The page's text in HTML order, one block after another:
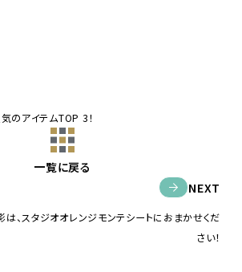
のアイテムTOP 3！
一覧に戻る
NEXT
は、スタジオオレンジモンテシートにおまかせくだ
さい！